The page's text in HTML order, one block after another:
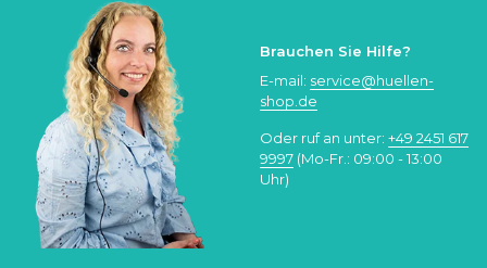
Brauchen Sie Hilfe?
E-mail: service@huellen-
shop.de
Oder ruf an unter: +49 2451 617
9997 (Mo-Fr.: 09:00 - 13:00
Uhr)